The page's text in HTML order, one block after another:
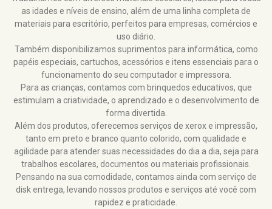
as idades e níveis de ensino, além de uma linha completa de
materiais para escritório, perfeitos para empresas, comércios e
uso diário.
Também disponibilizamos suprimentos para informática, como
papéis especiais, cartuchos, acessórios e itens essenciais para o
funcionamento do seu computador e impressora.
Para as crianças, contamos com brinquedos educativos, que
estimulam a criatividade, o aprendizado e o desenvolvimento de
forma divertida.
Além dos produtos, oferecemos serviços de xerox e impressão,
tanto em preto e branco quanto colorido, com qualidade e
agilidade para atender suas necessidades do dia a dia, seja para
trabalhos escolares, documentos ou materiais profissionais.
Pensando na sua comodidade, contamos ainda com serviço de
disk entrega, levando nossos produtos e serviços até você com
rapidez e praticidade.